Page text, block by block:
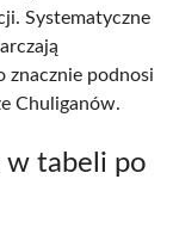
Systematyczne
znacznie podnosi
Chuliganów.
w tabeli po